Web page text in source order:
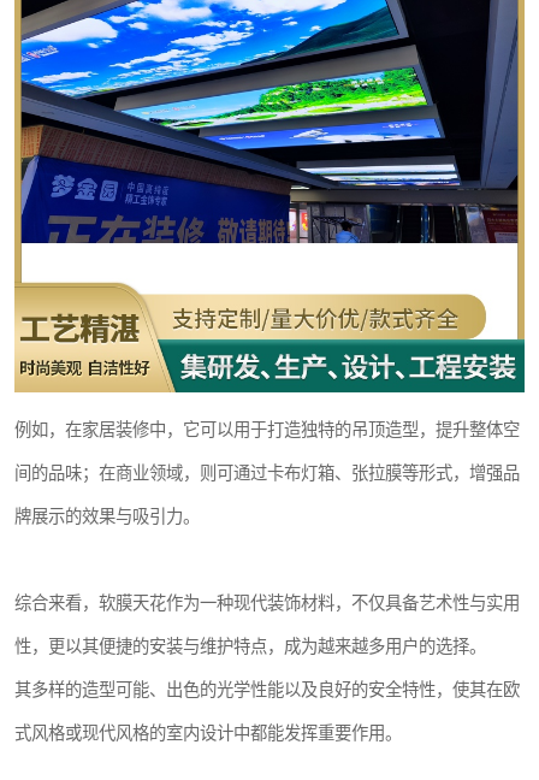
例如，在家居装修中，它可以用于打造独特的吊顶造型，提升整体空
间的品味；在商业领域，则可通过卡布灯箱、张拉膜等形式，增强品
牌展示的效果与吸引力。
综合来看，软膜天花作为一种现代装饰材料，不仅具备艺术性与实用
性，更以其便捷的安装与维护特点，成为越来越多用户的选择。
其多样的造型可能、出色的光学性能以及良好的安全特性，使其在欧
式风格或现代风格的室内设计中都能发挥重要作用。